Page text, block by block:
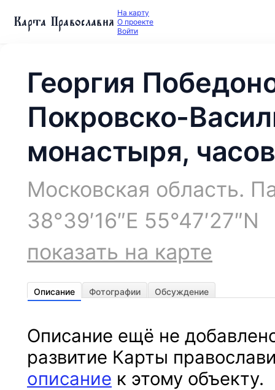
Карта Православия На карту
О проекте
Войти
Георгия
Покровско-
монастыря,
Московская область.
38°39′16″E 55°47′27″N
показать на карте
Описание Фотографии Обсуждение
Описание ещё не
развитие Карты
описание к этому объекту.